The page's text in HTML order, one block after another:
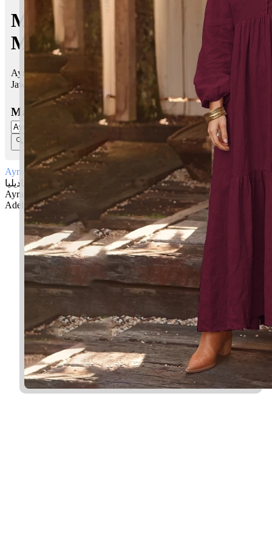
Maksud nama Ayra Adelia |
Maksud Nama dalam Islam
Ayra Adelia bermaksud Mulia, dihormati; Keadilan kita
Jawi:
Masukkan Nama:
Ayra Adelia
ایرا عاديليا
Ayra: Mulia, dihormati
Adelia: Keadilan kita
✚ Baju Baby Custom Nama 'Ayra Adelia'